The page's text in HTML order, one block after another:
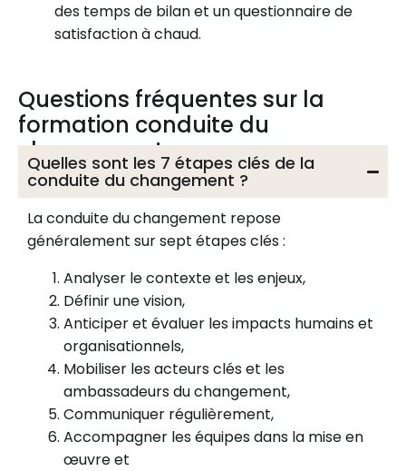
des temps de bilan et un questionnaire de
satisfaction à chaud.
Questions fréquentes sur la
formation conduite du
changement
Quelles sont les 7 étapes clés de la
conduite du changement ?
La conduite du changement repose
généralement sur sept étapes clés :
Analyser le contexte et les enjeux,
Définir une vision,
Anticiper et évaluer les impacts humains et
organisationnels,
Mobiliser les acteurs clés et les
ambassadeurs du changement,
Communiquer régulièrement,
Accompagner les équipes dans la mise en
œuvre et